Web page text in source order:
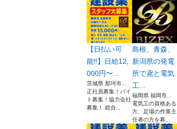
【日払い可
能‼️】日給12,
000円〜...
茨城県 那珂市...
正社員募集！バイ
ト募集！協力会社
募集！ 総合...
島根、青森、
新潟県の発電
所で鳶と電気
工...
福岡県 福岡市...
電気工の資格ある
方、足場の作業主
任者の方を募...